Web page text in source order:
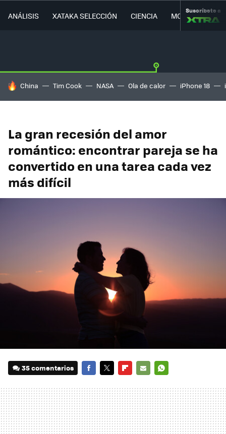
ANÁLISIS XATAKA SELECCIÓN CIENCIA MOVILIDAD
Suscríbete a
HOY SE HABLA DE
China Tim Cook NASA Ola de calor iPhone 18
La gran recesión del amor
romántico: encontrar pareja se ha
convertido en una tarea cada vez
más difícil
35 comentarios
MAIL